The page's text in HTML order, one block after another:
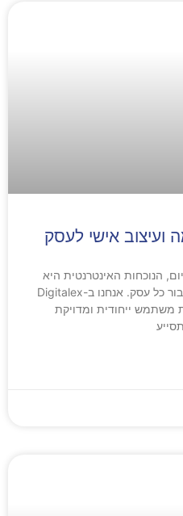
ועיצוב אישי לעסק
הנוכחות האינטרנטית היא
אחד הנכסים החשובים ביותר עבור כל עסק. אנחנו ב-Digitalex
משתמש ייחודית ומדויקת